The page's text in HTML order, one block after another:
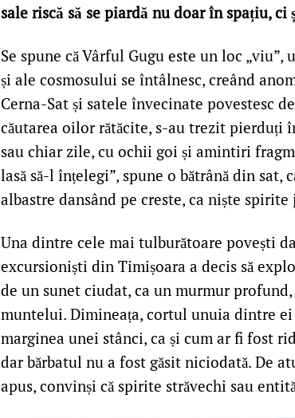
sale riscă să se piardă nu doar în spațiu, ci
Se spune că Vârful Gugu este un loc
și ale cosmosului se întâlnesc, creând
Cerna-Sat și satele învecinate povestesc
căutarea oilor rătăcite, s-au trezit pierduți
sau chiar zile, cu ochii goi și amintiri
lasă să-l înțelegi”, spune o bătrână din sat,
albastre dansând pe creste, ca niște
Una dintre cele mai tulburătoare povești
excursioniști din Timișoara a decis să
de un sunet ciudat, ca un murmur
muntelui. Dimineața, cortul unuia dintre
marginea unei stânci, ca și cum ar fi fost
dar bărbatul nu a fost găsit niciodată. De
apus, convinși că spirite străvechi sau